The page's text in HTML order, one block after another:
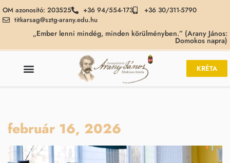
OM azonosító: 203525 +36 94/554-173
+36 30/311-5790
titkarsag@sztg-arany.edu.hu
„Ember lenni mindég, minden körülményben.” (Arany János:
Domokos napra)
KRÉTA
február 16, 2026